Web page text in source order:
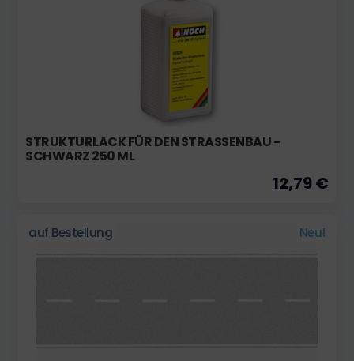
STRUKTURLACK FÜR DEN STRASSENBAU - S
CHWARZ 250 ML
12,79 €
auf Bestellung Neu!